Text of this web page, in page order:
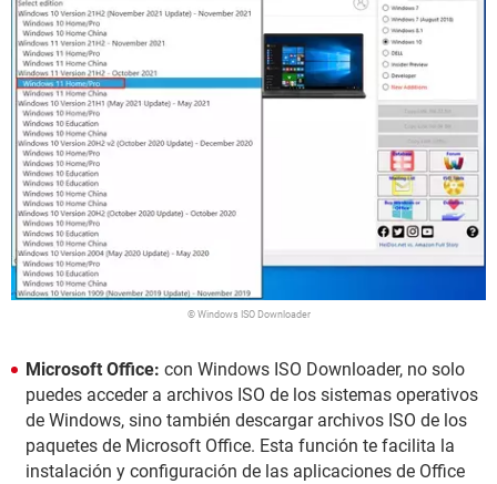
© Windows ISO Downloader
Microsoft Office: con Windows ISO Downloader, no solo
puedes acceder a archivos ISO de los sistemas operativos
de Windows, sino también descargar archivos ISO de los
paquetes de Microsoft Office. Esta función te facilita la
instalación y configuración de las aplicaciones de Office